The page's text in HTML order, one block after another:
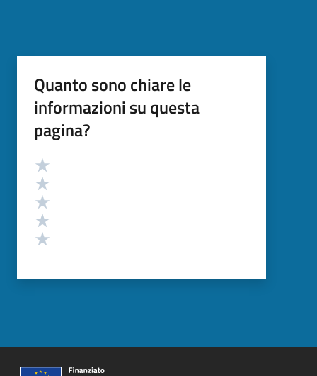
Quanto sono chiare le
informazioni su questa
pagina?
Valutazione